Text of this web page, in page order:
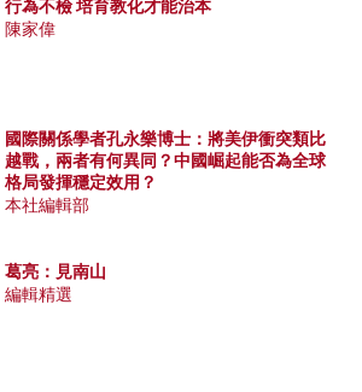
行為不檢 培育教化才能治本
陳家偉
國際關係學者孔永樂博士：將美伊衝突類比
越戰，兩者有何異同？中國崛起能否為全球
格局發揮穩定效用？
本社編輯部
葛亮：見南山
編輯精選